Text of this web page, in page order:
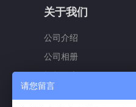
关于我们
公司介绍
公司相册
请您留言